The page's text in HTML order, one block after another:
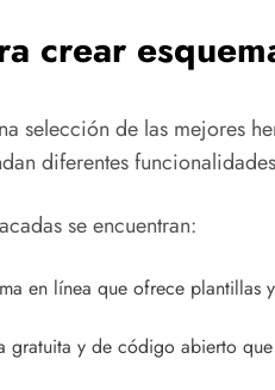
crear
selección de las mejores
diferentes
se encuentran:
en línea que ofrece plantillas
gratuita y de código abierto